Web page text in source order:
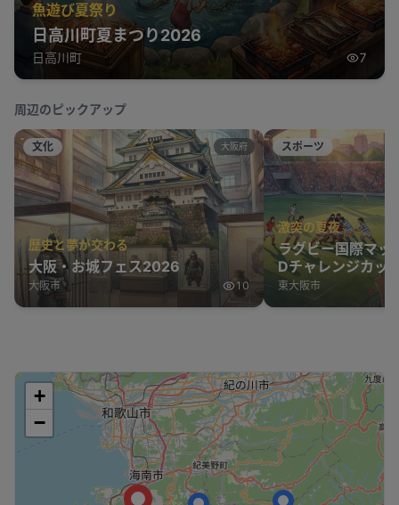
魚遊び夏祭り
日高川町夏まつり2026
日高川町 7
周辺のピックアップ
文化 大阪府
歴史と夢が交わる
大阪・お城フェス2026
大阪市 10
スポーツ
激突の夏夜
ラグビー国際マッ
Dチャレンジカッ
表 vs オーストラ
東大阪市
+
−